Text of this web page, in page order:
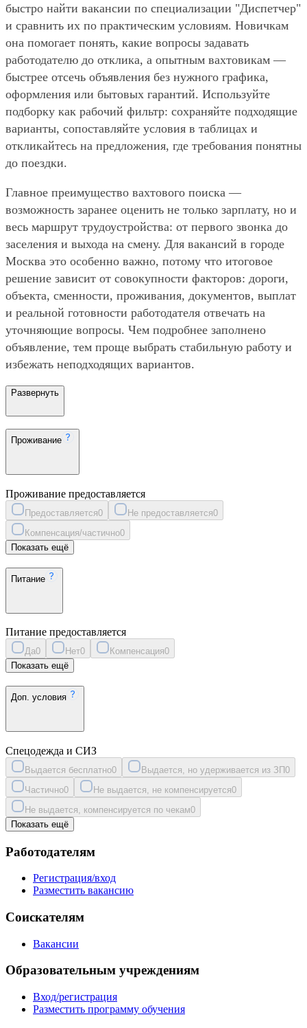
быстро найти вакансии по специализации "Диспетчер"
и сравнить их по практическим условиям. Новичкам
она помогает понять, какие вопросы задавать
работодателю до отклика, а опытным вахтовикам —
быстрее отсечь объявления без нужного графика,
оформления или бытовых гарантий. Используйте
подборку как рабочий фильтр: сохраняйте подходящие
варианты, сопоставляйте условия в таблицах и
откликайтесь на предложения, где требования понятны
до поездки.
Главное преимущество вахтового поиска —
возможность заранее оценить не только зарплату, но и
весь маршрут трудоустройства: от первого звонка до
заселения и выхода на смену. Для вакансий в городе
Москва это особенно важно, потому что итоговое
решение зависит от совокупности факторов: дороги,
объекта, сменности, проживания, документов, выплат
и реальной готовности работодателя отвечать на
уточняющие вопросы. Чем подробнее заполнено
объявление, тем проще выбрать стабильную работу и
избежать неподходящих вариантов.
Развернуть
Проживание
Проживание предоставляется
Предоставляется0 Не предоставляется0
Компенсация/частично0
Показать ещё
Питание
Питание предоставляется
Да0 Нет0 Компенсация0
Показать ещё
Доп. условия
Спецодежда и СИЗ
Выдается бесплатно0 Выдается, но удерживается из ЗП0
Частично0 Не выдается, не компенсируется0
Не выдается, компенсируется по чекам0
Показать ещё
Работодателям
Регистрация/вход
Разместить вакансию
Соискателям
Вакансии
Образовательным учреждениям
Вход/регистрация
Разместить программу обучения